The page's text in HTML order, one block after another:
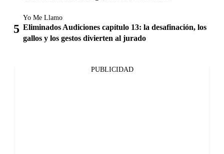
Yo Me Llamo
Eliminados Audiciones capítulo 13: la desafinación, los
gallos y los gestos divierten al jurado
PUBLICIDAD